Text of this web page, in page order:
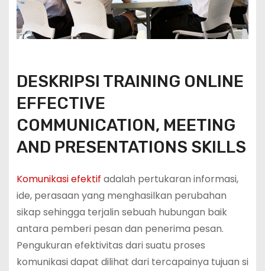
DESKRIPSI TRAINING ONLINE
EFFECTIVE
COMMUNICATION, MEETING
AND PRESENTATIONS SKILLS
Komunikasi efektif adalah pertukaran informasi,
ide, perasaan yang menghasilkan perubahan
sikap sehingga terjalin sebuah hubungan baik
antara pemberi pesan dan penerima pesan.
Pengukuran efektivitas dari suatu proses
komunikasi dapat dilihat dari tercapainya tujuan si